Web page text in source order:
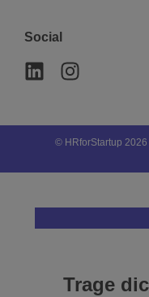
Social
L
k
d
n
I
t
a
g
a
m
© HRforStartup 2026 |
Trage